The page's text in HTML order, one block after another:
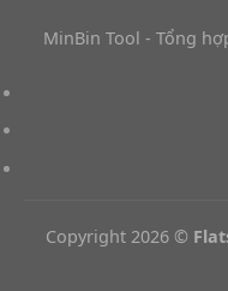
MinBin Tool - Tổng
Copyright 2026 ©